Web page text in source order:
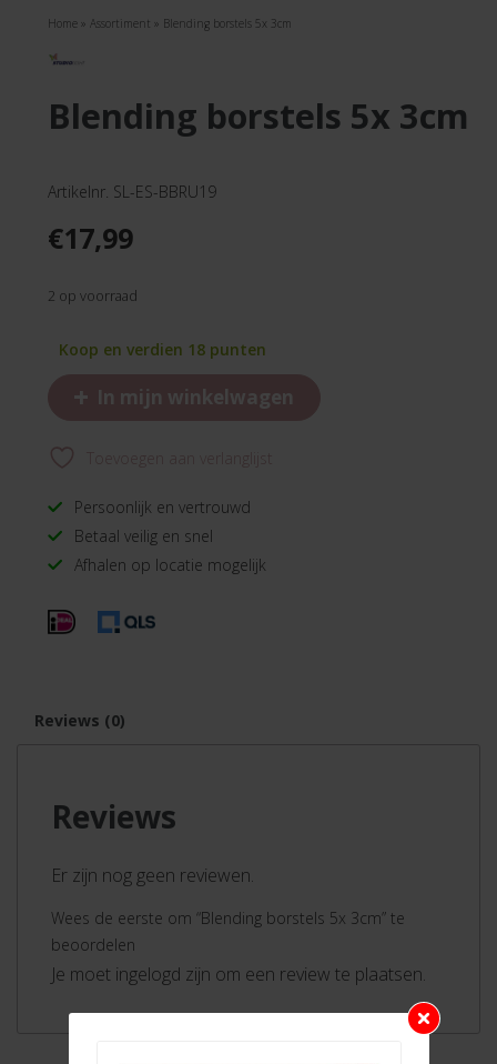
Home » Assortiment » Blending borstels 5x 3cm
blending borstels 5x 3cm
Artikelnr. SL-ES-BBRU19
€17,99
2 op voorraad
Koop en verdien 18 punten
+ In mijn winkelwagen
Persoonlijk en vertrouwd
Betaal veilig en snel
Afhalen op locatie mogelijk
Reviews (0)
Reviews
Er zijn nog geen reviewen.
Wees de eerste om “Blending borstels 5x 3cm” te
beoordelen
Je moet ingelogd zijn om een review te plaatsen.